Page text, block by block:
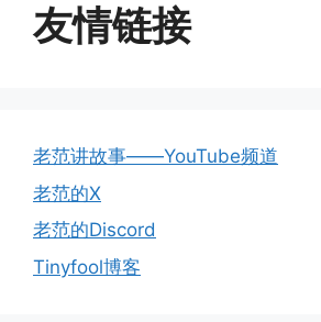
友情链接
老范讲故事——YouTube频道
老范的X
老范的Discord
Tinyfool博客